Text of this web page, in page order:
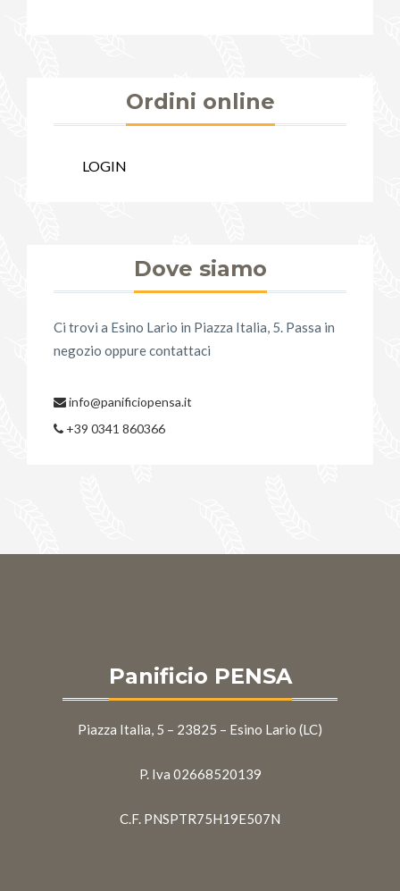
Ordini online
LOGIN
Dove siamo
Ci trovi a Esino Lario in Piazza Italia, 5. Passa in
negozio oppure contattaci
info@panificiopensa.it
+39 0341 860366
Panificio PENSA
Piazza Italia, 5 – 23825 – Esino Lario (LC)
P. Iva 02668520139
C.F. PNSPTR75H19E507N